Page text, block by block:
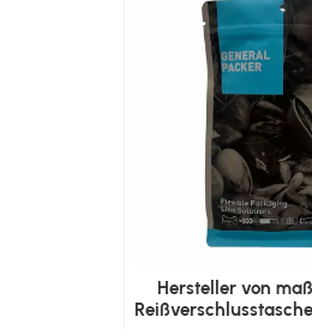
Hersteller von